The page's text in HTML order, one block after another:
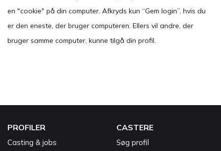
en "cookie" på din computer. Afkryds kun “Gem login”, hvis du
er den eneste, der bruger computeren. Ellers vil andre, der
bruger samme computer, kunne tilgå din profil.
PROFILER
Casting & jobs
CASTERE
Søg profil